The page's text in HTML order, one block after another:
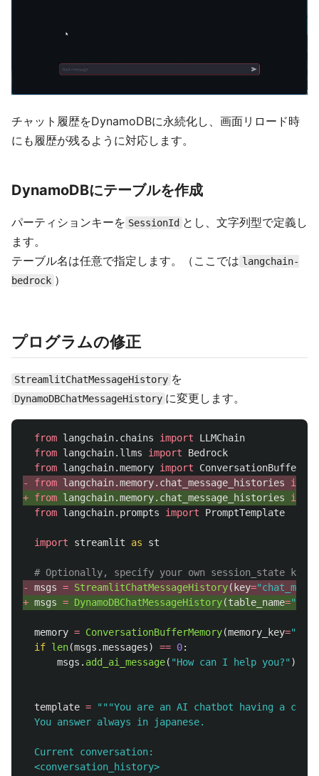
チャット履歴をDynamoDBに永続化し、画面リロード時
にも履歴が残るように対応します。
DynamoDBにテーブルを作成
パーティションキーを SessionId とし、文字列型で定義し
ます。
テーブル名は任意で指定します。（ここでは langchain-
bedrock ）
プログラムの修正
StreamlitChatMessageHistory を
DynamoDBChatMessageHistory に変更します。
from langchain.chains import
LLMChain
from langchain.llms import
Bedrock
from langchain.memory import
- from langchain.memory.chat_message_histories
+ from langchain.memory.chat_message_histories
from langchain.prompts import PromptTemplate
import streamlit as st
# Optionally, specify your own session_state key
- msgs = StreamlitChatMessageHistory( key="
+ msgs = DynamoDBChatMessageHistory(table_name="
memory = ConversationBufferMemory(memory_key="
if len(msgs .messages) == 0:
msgs . add_ai_message( "How can I help you?" )
template = """You are an AI chatbot having a
  You answer always in japanese.
  Current conversation:
  <conversation_history>